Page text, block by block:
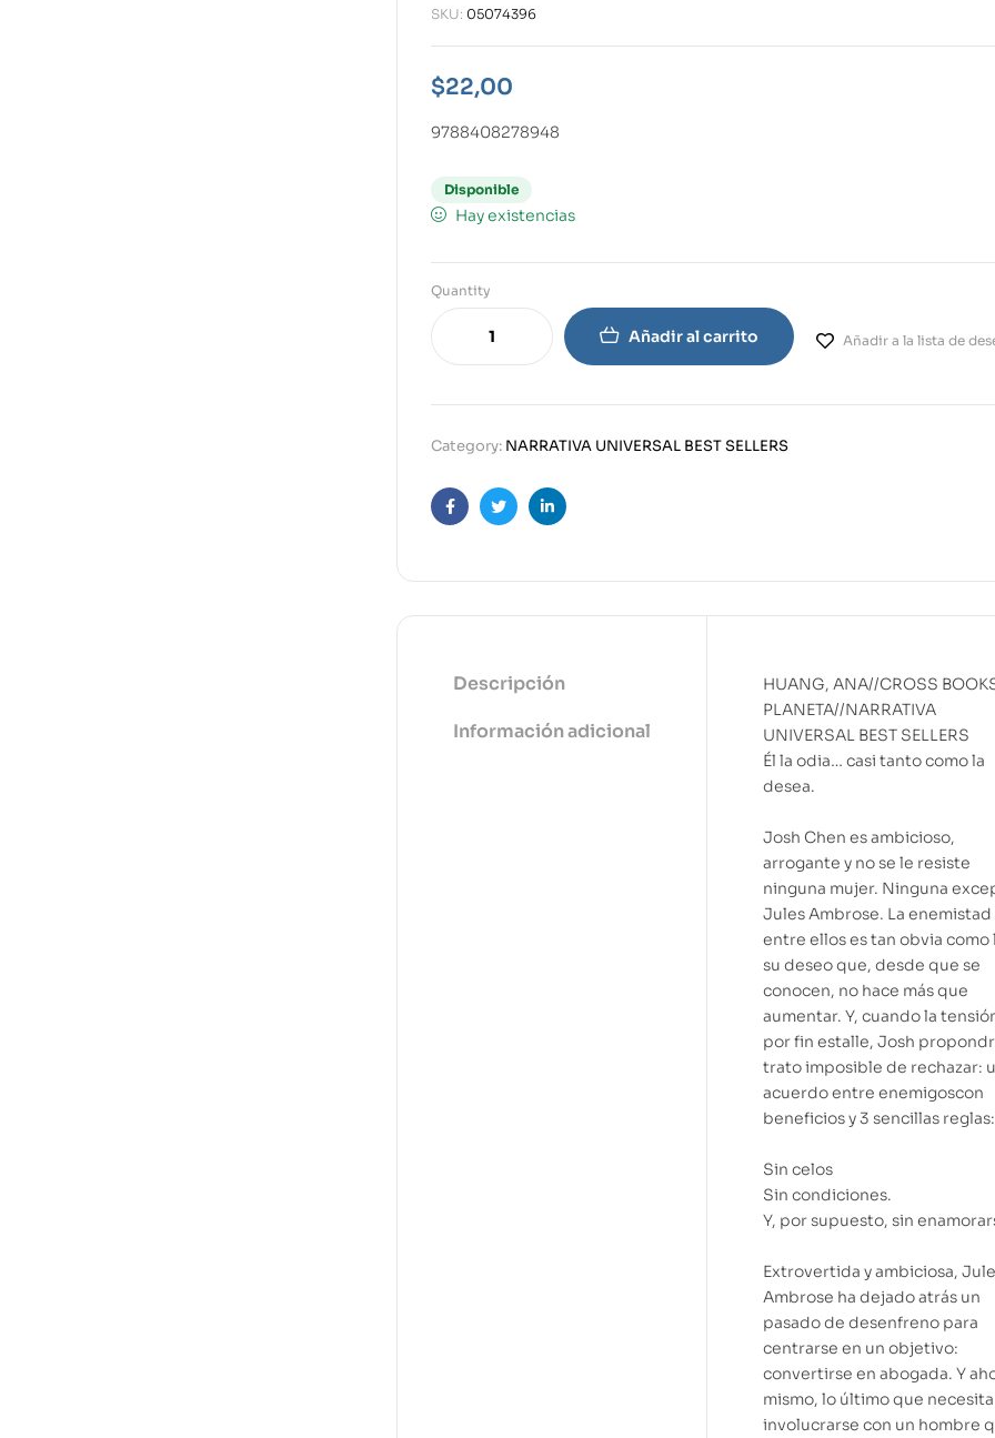
SKU: 05074396
$22,00
9788408278948
Disponible
Hay existencias
Quantity
Añadir al carrito Añadir a la lista de
Category: NARRATIVA UNIVERSAL BEST SELLERS
FacebookTwitterLinkedin
Descripción
Información adicional
HUANG, ANA//CROSS
PLANETA//NARRATIVA
UNIVERSAL BEST SELLERS
Él la odia… casi tanto como la
desea.
Josh Chen es ambicioso,
arrogante y no se le resiste
ninguna mujer. Ninguna
Jules Ambrose. La enemistad
entre ellos es tan obvia como
su deseo que, desde que se
conocen, no hace más que
aumentar. Y, cuando la
por fin estalle, Josh
trato imposible de rechazar:
acuerdo entre enemigoscon
beneficios y 3 sencillas reglas:
Sin celos
Sin condiciones.
Y, por supuesto, sin
Extrovertida y ambiciosa,
Ambrose ha dejado atrás un
pasado de desenfreno para
centrarse en un objetivo:
convertirse en abogada. Y
mismo, lo último que
involucrarse con un hombre